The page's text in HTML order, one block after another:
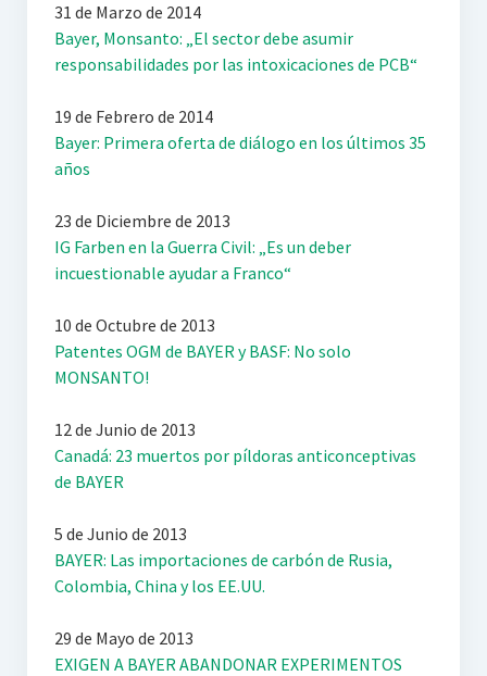
31 de Marzo de 2014
Bayer, Monsanto: „El sector debe asumir
responsabilidades por las intoxicaciones de PCB“
19 de Febrero de 2014
Bayer: Primera oferta de diálogo en los últimos 35
años
23 de Diciembre de 2013
IG Farben en la Guerra Civil: „Es un deber
incuestionable ayudar a Franco“
10 de Octubre de 2013
Patentes OGM de BAYER y BASF: No solo
MONSANTO!
12 de Junio de 2013
Canadá: 23 muertos por píldoras anticonceptivas
de BAYER
5 de Junio de 2013
BAYER: Las importaciones de carbón de Rusia,
Colombia, China y los EE.UU.
29 de Mayo de 2013
EXIGEN A BAYER ABANDONAR EXPERIMENTOS